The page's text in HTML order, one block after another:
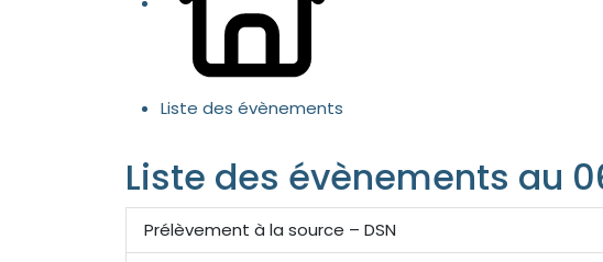
Liste des évènements
Liste des évènements au
Prélèvement à la source – DSN